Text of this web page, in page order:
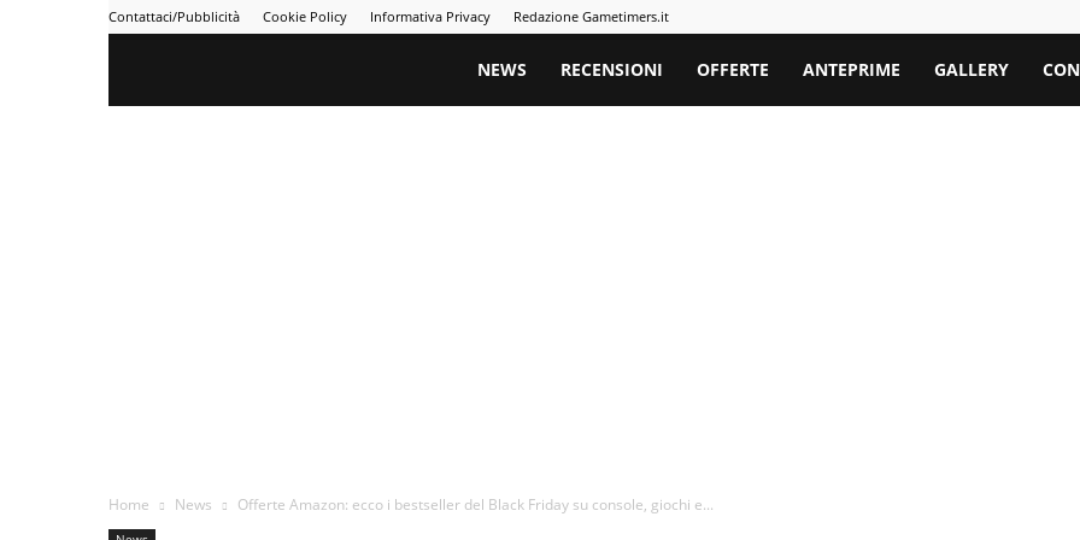
Contattaci/Pubblicità Cookie Policy Informativa Privacy Redazione Gametimers.it
Gametimers
NEWS RECENSIONI OFFERTE ANTEPRIME GALLERY
Home News Offerte Amazon: ecco i bestseller del Black Friday su console, giochi e...